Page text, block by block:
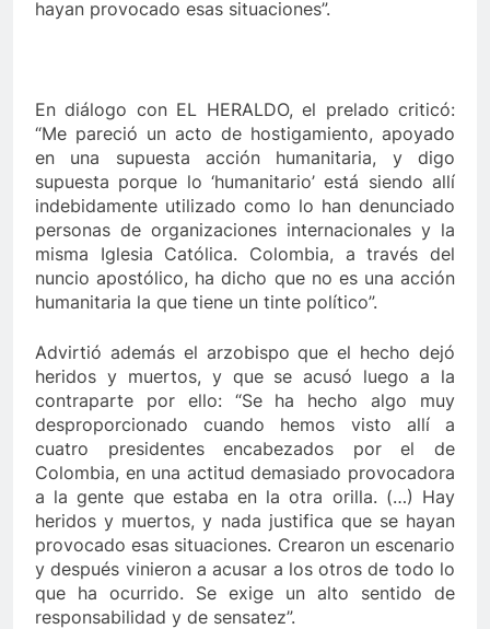
docente que abusó sexualmente de niña de 13 años
hayan provocado esas situaciones”.
En diálogo con EL HERALDO, el prelado criticó:
“Me pareció un acto de hostigamiento, apoyado
en una supuesta acción humanitaria, y digo
supuesta porque lo ‘humanitario’ está siendo allí
indebidamente utilizado como lo han denunciado
personas de organizaciones internacionales y la
misma Iglesia Católica. Colombia, a través del
nuncio apostólico, ha dicho que no es una acción
humanitaria la que tiene un tinte político”.
Advirtió además el arzobispo que el hecho dejó
heridos y muertos, y que se acusó luego a la
contraparte por ello: “Se ha hecho algo muy
desproporcionado cuando hemos visto allí a
cuatro presidentes encabezados por el de
Colombia, en una actitud demasiado provocadora
a la gente que estaba en la otra orilla. (…) Hay
heridos y muertos, y nada justifica que se hayan
provocado esas situaciones. Crearon un escenario
y después vinieron a acusar a los otros de todo lo
que ha ocurrido. Se exige un alto sentido de
responsabilidad y de sensatez”.